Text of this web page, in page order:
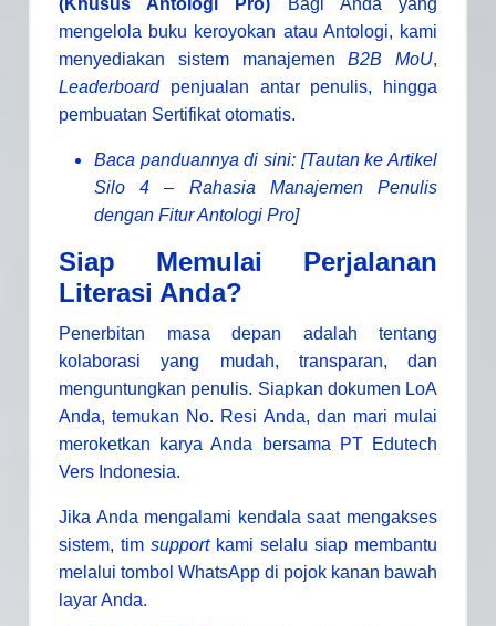
(Khusus Antologi Pro) Bagi Anda yang
mengelola buku keroyokan atau Antologi, kami
menyediakan sistem manajemenB2B MoU,
Leaderboardpenjualan antar penulis, hingga
pembuatan Sertifikat otomatis.
Baca panduannya di sini: [Tautan ke Artikel
Silo 4 – Rahasia Manajemen Penulis
dengan Fitur Antologi Pro]
Siap Memulai Perjalanan
Literasi Anda?
Penerbitan masa depan adalah tentang
kolaborasi yang mudah, transparan, dan
menguntungkan penulis. Siapkan dokumen LoA
Anda, temukan No. Resi Anda, dan mari mulai
meroketkan karya Anda bersama PT Edutech
Vers Indonesia.
Jika Anda mengalami kendala saat mengakses
sistem, tim supportkami selalu siap membantu
melalui tombol WhatsApp di pojok kanan bawah
layar Anda.